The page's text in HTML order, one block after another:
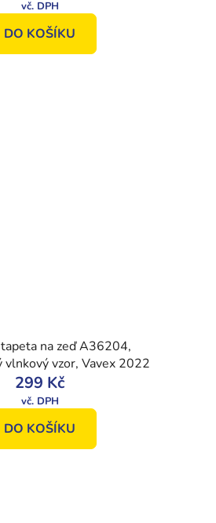
DO KOŠÍKU
na zeď A36204,
vlnkový vzor, Vavex 2022
299 Kč
DO KOŠÍKU